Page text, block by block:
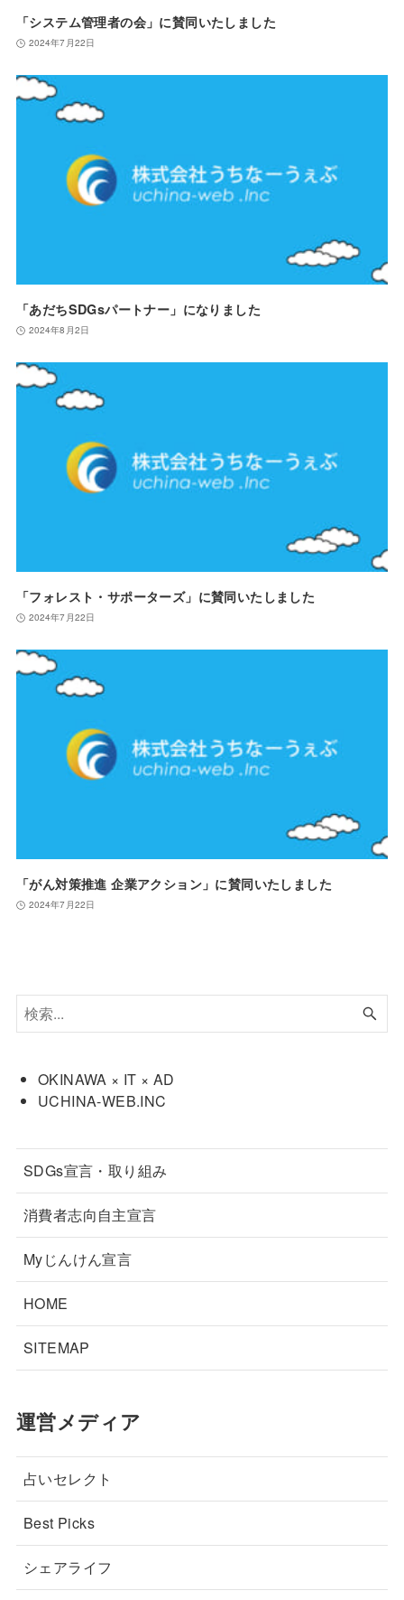
「システム管理者の会」に賛同いたしました
2024年7月22日
「あだちSDGsパートナー」になりました
2024年8月2日
「フォレスト・サポーターズ」に賛同いたしました
2024年7月22日
「がん対策推進 企業アクション」に賛同いたしました
2024年7月22日
OKINAWA × IT × AD
UCHINA-WEB.INC
SDGs宣言・取り組み
消費者志向自主宣言
Myじんけん宣言
HOME
SITEMAP
運営メディア
占いセレクト
Best Picks
シェアライフ